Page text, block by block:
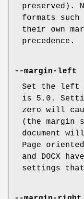
preserved).
formats such
their own
precedence.
--margin-left
Set the left
is 5.0.
zero will
(the margin
document
Page
and DOCX
settings that